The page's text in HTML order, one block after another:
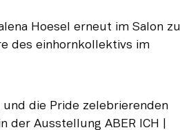
Hoesel erneut im Salon zu
des einhornkollektivs im
die Pride zelebrierenden
der Ausstellung ABER ICH |